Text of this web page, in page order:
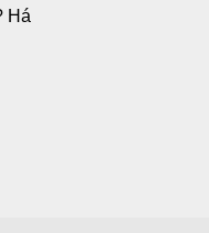
Há